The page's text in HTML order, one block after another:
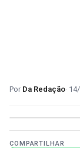
Da Redação
COMPARTILHAR